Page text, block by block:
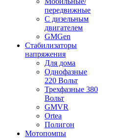
передвижные
С дизельным
двигателем
GMGen
Стабилизаторы
напряжения
Для дома
Однофазные
220 Вольт
Трехфазные 380
Вольт
GMVR
Ortea
Полигон
Мотопомпы